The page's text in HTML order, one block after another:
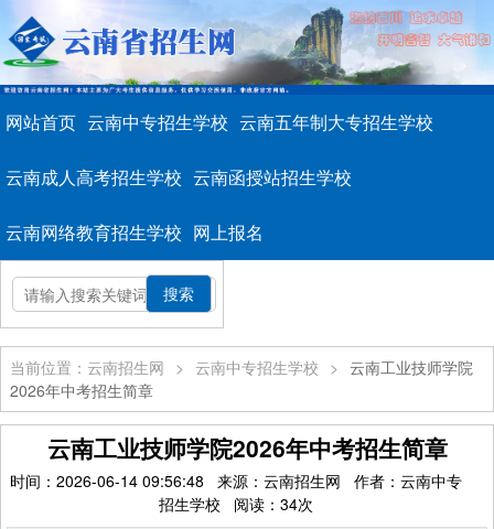
网站首页 云南中专招生学校 云南五年制大专招生学校
云南成人高考招生学校 云南函授站招生学校
云南网络教育招生学校 网上报名
当前位置：云南招生网 > 云南中专招生学校 > 云南工业技师学院
2026年中考招生简章
云南工业技师学院2026年中考招生简章
时间：2026-06-14 09:56:48 来源：云南招生网 作者：云南中专
招生学校 阅读：34次